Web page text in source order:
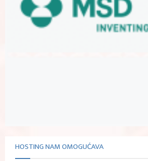
HOSTING NAM OMOGUĆAVA